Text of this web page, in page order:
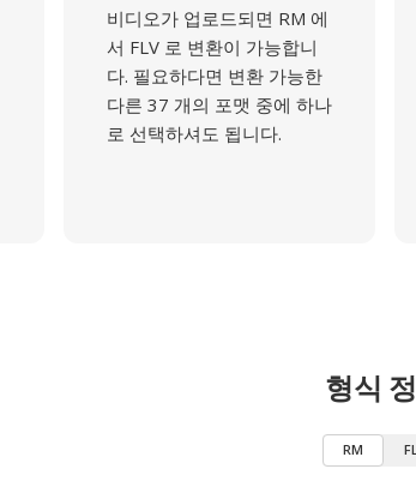
비디오가 업로드되면 RM 에
서 FLV 로 변환이 가능합니
다. 필요하다면 변환 가능한
다른 37 개의 포맷 중에 하나
로 선택하셔도 됩니다.
형식
RM